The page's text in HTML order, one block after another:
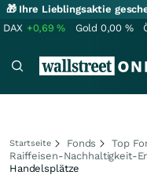
🎁 Ihre Lieblingsaktie
DAX +0,69% Gold 0,00 %
Startseite Fonds
Top
Raiffeisen-Nachhaltigkeit-
Handelsplätze